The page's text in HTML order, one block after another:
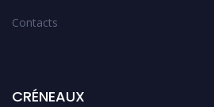
Contacts
CRÉNEAUX